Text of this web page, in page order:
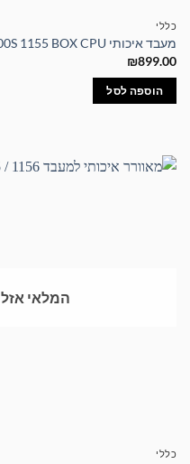
כללי
מעבד איכותי Intel Core i5-2400S 1155 BOX CPU
₪899.00
הוספה לסל
המלאי אזל
כללי